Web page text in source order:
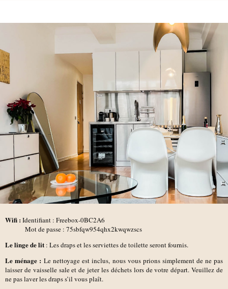
Wifi : Identifiant : Freebox-0BC2A6
Mot de passe : 75sbfqw954qhx2kwqwzscs
Le linge de lit : Les draps et les serviettes de toilette seront fournis.
Le ménage : Le nettoyage est inclus, nous vous prions simplement de ne pas
laisser de vaisselle sale et de jeter les déchets lors de votre départ. Veuillez de
ne pas laver les draps s’il vous plaît.